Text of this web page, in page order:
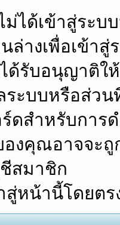
ได้เข้าสู่ระบ
ล่างเพื่อเข้า
ด้รับอนุญาติใ
ระบบหรือส่ว
ดสำหรับการ
งคุณอาจจะถู
สมาชิก
หน้านี้โดยต